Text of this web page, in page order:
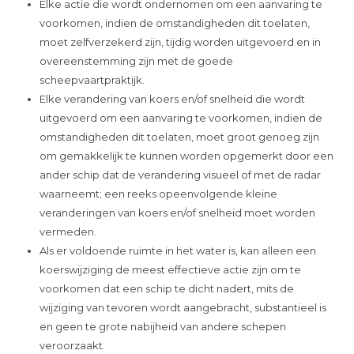
Elke actie die wordt ondernomen om een aanvaring te
voorkomen, indien de omstandigheden dit toelaten,
moet zelfverzekerd zijn, tijdig worden uitgevoerd en in
overeenstemming zijn met de goede
scheepvaartpraktijk.
Elke verandering van koers en/of snelheid die wordt
uitgevoerd om een aanvaring te voorkomen, indien de
omstandigheden dit toelaten, moet groot genoeg zijn
om gemakkelijk te kunnen worden opgemerkt door een
ander schip dat de verandering visueel of met de radar
waarneemt; een reeks opeenvolgende kleine
veranderingen van koers en/of snelheid moet worden
vermeden.
Als er voldoende ruimte in het water is, kan alleen een
koerswijziging de meest effectieve actie zijn om te
voorkomen dat een schip te dicht nadert, mits de
wijziging van tevoren wordt aangebracht, substantieel is
en geen te grote nabijheid van andere schepen
veroorzaakt.